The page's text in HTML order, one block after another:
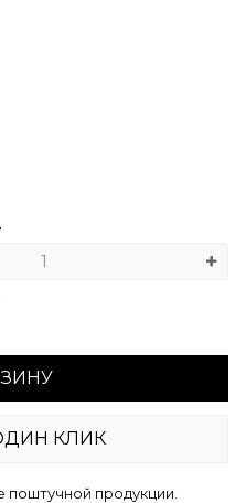
КЛИК
поштучной продукции.